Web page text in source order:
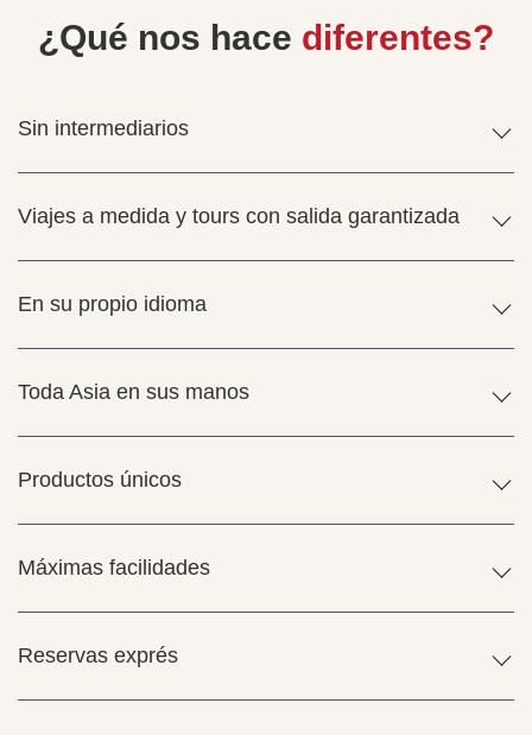
¿Qué nos hace diferentes?
Sin intermediarios
Viajes a medida y tours con salida garantizada
En su propio idioma
Toda Asia en sus manos
Productos únicos
Máximas facilidades
Reservas exprés